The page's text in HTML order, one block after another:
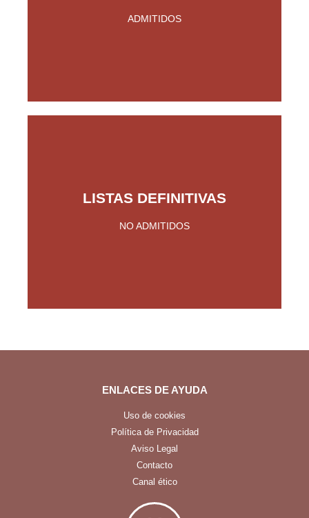
ADMITIDOS
LISTAS DEFINITIVAS
NO ADMITIDOS
ENLACES DE AYUDA
Uso de cookies
Política de Privacidad
Aviso Legal
Contacto
Canal ético